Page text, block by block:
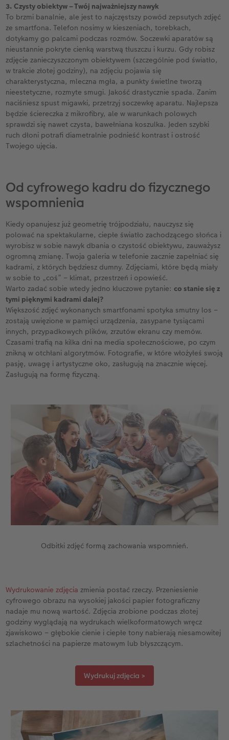
3. Czysty obiektyw – Twój najważniejszy nawyk
To brzmi banalnie, ale jest to najczęstszy powód zepsutych zdjęć
ze smartfona. Telefon nosimy w kieszeniach, torebkach,
dotykamy go palcami podczas rozmów. Soczewki aparatów są
nieustannie pokryte cienką warstwą tłuszczu i kurzu. Gdy robisz
zdjęcie zanieczyszczonym obiektywem (szczególnie pod światło,
w trakcie złotej godziny), na zdjęciu pojawia się
charakterystyczna, mleczna mgła, a punkty świetlne tworzą
nieestetyczne, rozmyte smugi. Jakość drastycznie spada. Zanim
naciśniesz spust migawki, przetrzyj soczewkę aparatu. Najlepsza
będzie ściereczka z mikrofibry, ale w warunkach polowych
sprawdzi się nawet czysta, bawełniana koszulka. Jeden szybki
ruch dłoni potrafi diametralnie podnieść kontrast i ostrość
Twojego ujęcia.
Od cyfrowego kadru do fizycznego
wspomnienia
Kiedy opanujesz już geometrię trójpodziału, nauczysz się
polować na spektakularne, ciepłe światło zachodzącego słońca i
wyrobisz w sobie nawyk dbania o czystość obiektywu, zauważysz
ogromną zmianę. Twoja galeria w telefonie zacznie zapełniać się
kadrami, z których będziesz dumny. Zdjęciami, które będą miały
w sobie to „coś” – klimat, przestrzeń i opowieść.
Warto zadać sobie wtedy jedno kluczowe pytanie:co stanie się z
tymi pięknymi kadrami dalej?
Większość zdjęć wykonanych smartfonami spotyka smutny los –
zostają uwięzione w pamięci urządzenia, zasypane tysiącami
innych, przypadkowych plików, zrzutów ekranu czy memów.
Czasami trafią na kilka dni na media społecznościowe, po czym
znikną w otchłani algorytmów. Fotografie, w które włożyłeś swoją
pasję, uwagę i artystyczne oko, zasługują na znacznie więcej.
Zasługują na formę fizyczną.
Odbitki zdjęć formą zachowania wspomnień.
Wydrukowanie zdjęcia zmienia postać rzeczy. Przeniesienie
cyfrowego obrazu na wysokiej jakości papier fotograficzny
nadaje mu nową wartość. Zdjęcia zrobione podczas złotej
godziny wyglądają na wydrukach wielkoformatowych wręcz
zjawiskowo – głębokie cienie i ciepłe tony nabierają niesamowitej
szlachetności na papierze matowym lub błyszczącym.
Wydrukuj zdjęcia >